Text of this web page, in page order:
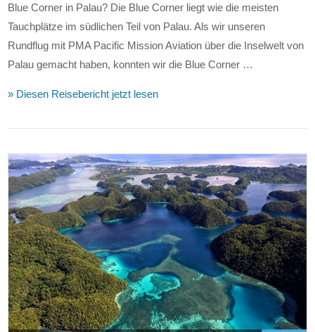
Blue Corner in Palau? Die Blue Corner liegt wie die meisten
Tauchplätze im südlichen Teil von Palau. Als wir unseren
Rundflug mit PMA Pacific Mission Aviation über die Inselwelt von
Palau gemacht haben, konnten wir die Blue Corner …
» Diesen Reisebericht jetzt lesen